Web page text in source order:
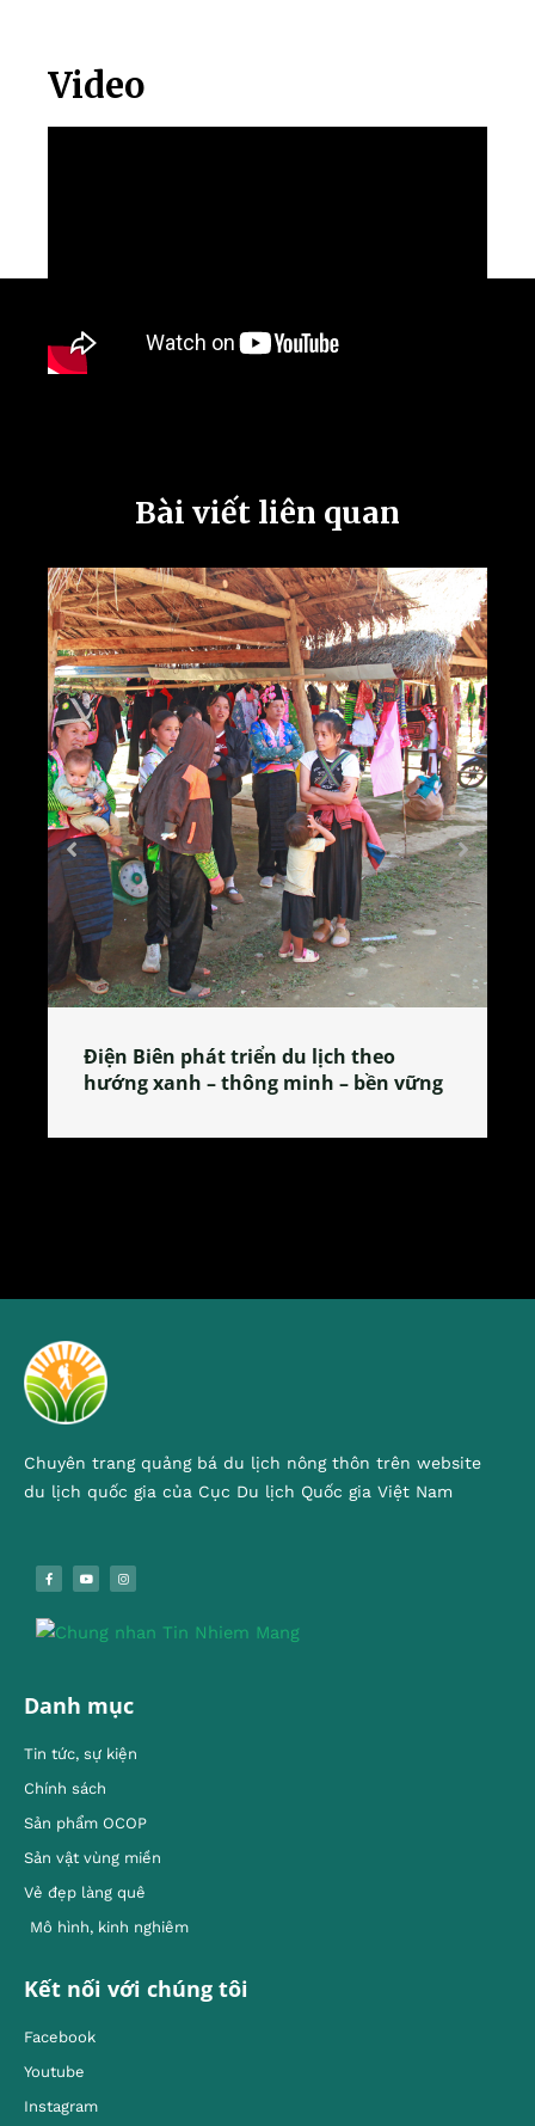
Video
Bài viết liên quan
Làng làm bánh tẻ Phú Nhi – nơi lan
tỏa đặc sản xứ Đoài
Chuyên trang quảng bá du lịch nông thôn trên website
du lịch quốc gia của Cục Du lịch Quốc gia Việt Nam
Danh mục
Tin tức, sự kiện
Chính sách
Sản phẩm OCOP
Sản vật vùng miền
Vẻ đẹp làng quê
Mô hình, kinh nghiêm
Kết nối với chúng tôi
Facebook
Youtube
Instagram